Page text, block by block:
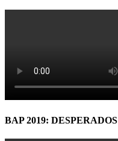
BAP 2019: DESPERADOS